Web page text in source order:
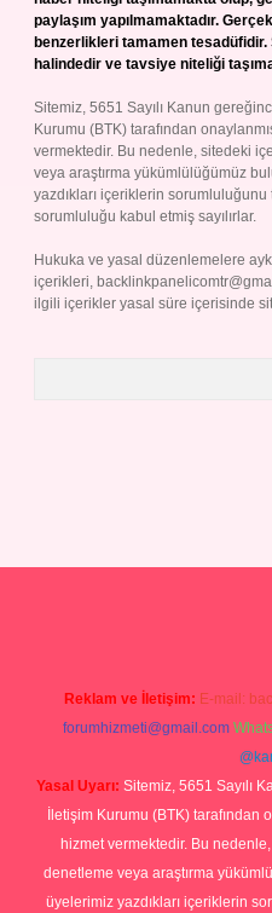
paylaşım yapılmamaktadır.
benzerlikleri tamamen
halindedir ve tavsiye niteliği
Sitemiz, 5651 Sayılı Kanun
Kurumu (BTK) tarafından
vermektedir. Bu nedenle, sitedeki
veya araştırma yükümlülüğümüz
yazdıkları içeriklerin
sorumluluğu kabul etmiş sayılırlar.
Hukuka ve yasal düzenlemelere
içerikleri,
ilgili içerikler yasal süre içerisinde
Reklam ve İletişim: E-mail:
forumhizmeti@gmail.com
Yasal Uyarı: Sitemiz, 5651 Sayılı
İletişim Kurumu (BTK) tarafından
hizmet vermektedir. Bu
denetleme veya araştırma
üyelerimiz yazdıkları içeriklerin